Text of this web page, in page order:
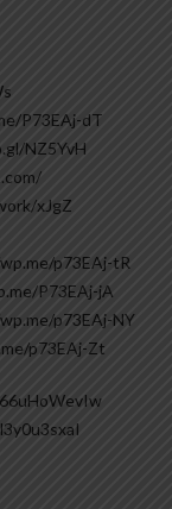
P73EAj-dT
NZ5YvH
xJgZ
p73EAj-tR
P73EAj-jA
p73EAj-NY
p73EAj-Zt